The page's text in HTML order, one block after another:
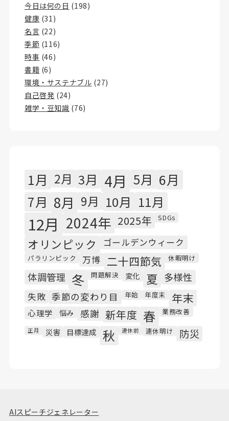
今日は何の日 (198)
健康 (31)
名言 (22)
季節 (116)
時事 (46)
書籍 (6)
環境・サステナブル (27)
自己啓発 (24)
雑学・豆知識 (76)
1月 2月 3月 4月 5月 6月
7月 8月 9月 10月 11月
12月 2024年 2025年 SDGs
オリンピック ゴールデンウィーク
パラリンピック 万博 二十四節気 休暇明け
体調管理 冬 問題解決 変化 夏 多様性
失敗 季節の変わり目 年始 年度末 年末
心理学 悩み 感謝 新年度 春 業務改善
正月 災害 目標達成 秋 連休前 連休明け 防災
AIスピーチジェネレーター